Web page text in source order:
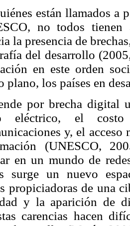
están llamados a
no todos tienen
la presencia de
del desarrollo
en este orden
plano, los países en
por brecha digital
eléctrico, el
y, el
(UNESCO,
en un mundo de
surge un nuevo
propiciadoras de una
y la aparición de
carencias hacen